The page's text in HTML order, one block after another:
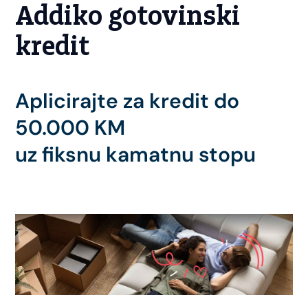
Addiko gotovinski
kredit
Aplicirajte za kredit do
50.000 KM
uz fiksnu kamatnu stopu